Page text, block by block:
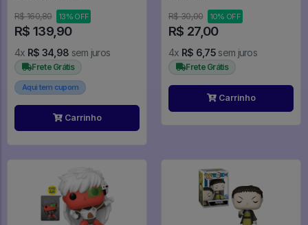
R$ 160,80 13% OFF
R$ 139,90
4x R$ 34,98 sem juros
Frete Grátis
Aqui tem cupom
Carrinho
R$ 30,00 10% OFF
R$ 27,00
4x R$ 6,75 sem juros
Frete Grátis
Carrinho